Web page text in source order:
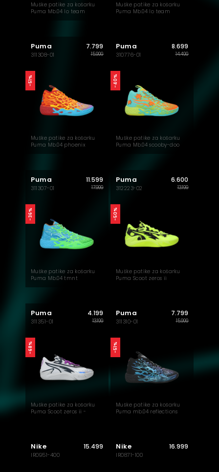
Muške patike za košarku
Puma Mb.04 lo team
Muške patike za košarku
Puma Mb.04 lo team
Puma
311308-01
7.799
15.999
Muške patike za košarku
Puma Mb.04 phoenix
-51%
Puma
310776-01
8.699
14.499
Muške patike za košarku
Puma Mb.04 scooby-doo
-40%
Puma
311307-01
11.599
17.999
Muške patike za košarku
Puma Mb.04 tmnt
-36%
Puma
312223-02
6.600
13.199
Muške patike za košarku
Puma Scoot zeros ii
-50%
Puma
311351-01
4.199
13.199
Muške patike za košarku
Puma Scoot zeros ii -
-68%
Puma
311310-01
7.799
15.999
Muške patike za košarku
Puma mb.04 reflections
-51%
Nike
IR0951-400
15.499 Nike
IR0871-100
16.999